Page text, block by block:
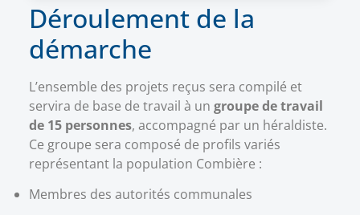
Déroulement de la
démarche
L’ensemble des projets reçus sera compilé et
servira de base de travail à un groupe de travail
de 15 personnes, accompagné par un héraldiste.
Ce groupe sera composé de profils variés
représentant la population Combière :
Membres des autorités communales